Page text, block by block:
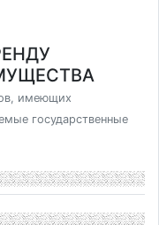
имеющих
государственные